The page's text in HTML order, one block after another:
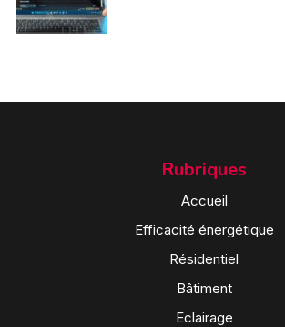
Rubriques
Accueil
Efficacité énergétique
Résidentiel
Bâtiment
Eclairage